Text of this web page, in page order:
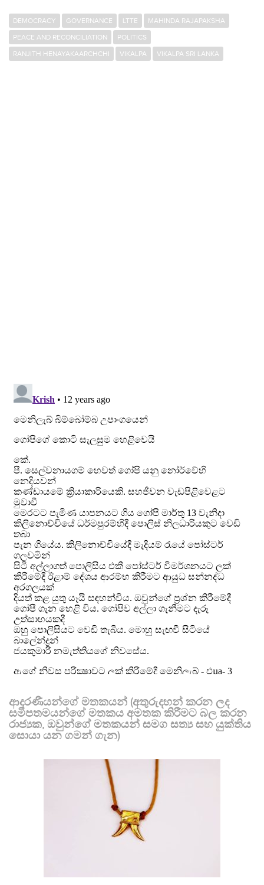
DEMOCRACY GOVERNANCE LTTE
MAHINDA RAJAPAKSHA
PEACE AND RECONCILIATION
POLITICS
RANJITH HENAYAKAARCHCHI
VIKALPA VIKALPA SRI LANKA
ආදරණීයන්ගේ මතකයන් (අතුරුදහන් කරන ලද
සමීපතමයන්ගේ මතකය අමතක කිරීමට බල කරන
රාජ්‍යක, ඔවුන්ගේ මතකයන් සමග සත්‍ය සහ යුක්තිය
සොයා යන ගමන් ගැන)